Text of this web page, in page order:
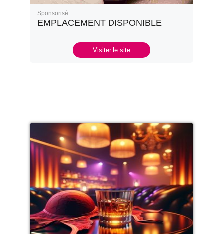
Sponsorisé
EMPLACEMENT DISPONIBLE
Visiter le site